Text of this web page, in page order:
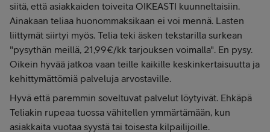
siitä, että asiakkaiden toiveita OIKEASTI kuunneltaisiin.
Ainakaan teliaa huonommaksikaan ei voi mennä. Lasten
liittymät siirtyi myös. Telia teki äsken tekstarilla surkean
"pysythän meillä, 21,99€/kk tarjouksen voimalla". En pysy.
Oikein hyvää jatkoa vaan teille kaikille keskinkertaisuutta ja
kehittymättömiä palveluja arvostaville.
Hyvä että paremmin soveltuvat palvelut löytyivät. Ehkäpä
Teliakin rupeaa tuossa vähitellen ymmärtämään, kun
asiakkaita vuotaa syystä tai toisesta kilpailijoille.